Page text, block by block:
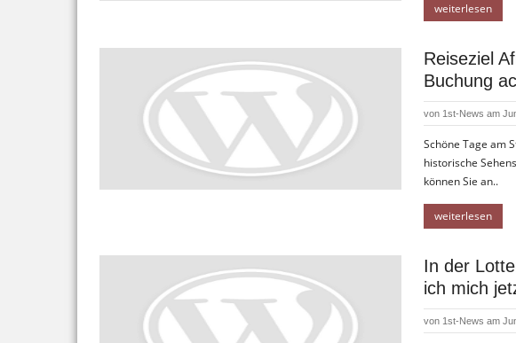
weiterlesen
Reiseziel
Buchung
von 1st-News am
Schöne Tage am
historische
können Sie an..
weiterlesen
In der
ich mich
von 1st-News am